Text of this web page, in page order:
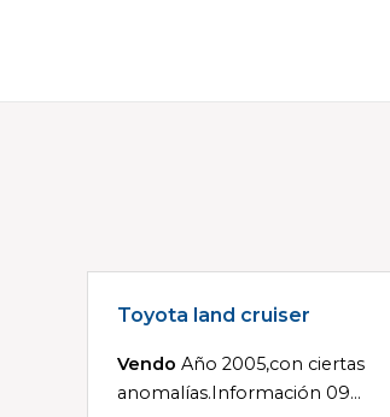
Toyota land cruiser
Vendo Año 2005,con ciertas
anomalías.Información 09...